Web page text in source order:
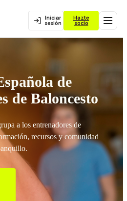
Iniciar
sesión
Hazte
socio
de
de Baloncesto
a los entrenadores de
recursos y comunidad